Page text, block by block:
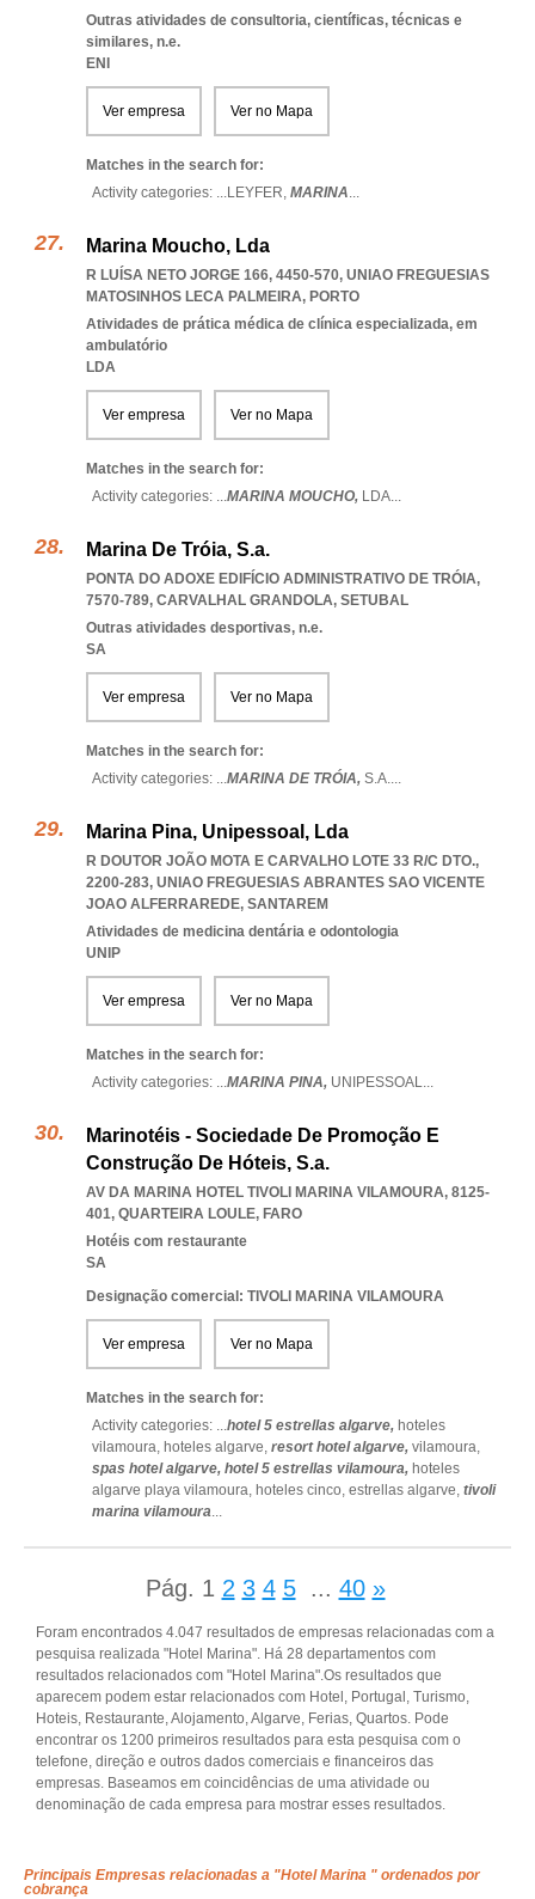
Outras atividades de consultoria, científicas, técnicas e
similares, n.e.
ENI
Ver empresa Ver no Mapa
Matches in the search for:
Activity categories: ...LEYFER, MARINA...
Marina Moucho, Lda
R LUÍSA NETO JORGE 166, 4450-570, UNIAO FREGUESIAS
MATOSINHOS LECA PALMEIRA, PORTO
Atividades de prática médica de clínica especializada, em
ambulatório
LDA
Ver empresa Ver no Mapa
Matches in the search for:
Activity categories: ...MARINA MOUCHO, LDA...
Marina De Tróia, S.a.
PONTA DO ADOXE EDIFÍCIO ADMINISTRATIVO DE TRÓIA,
7570-789, CARVALHAL GRANDOLA, SETUBAL
Outras atividades desportivas, n.e.
SA
Ver empresa Ver no Mapa
Matches in the search for:
Activity categories: ...MARINA DE TRÓIA, S.A....
Marina Pina, Unipessoal, Lda
R DOUTOR JOÃO MOTA E CARVALHO LOTE 33 R/C DTO.,
2200-283, UNIAO FREGUESIAS ABRANTES SAO VICENTE
JOAO ALFERRAREDE, SANTAREM
Atividades de medicina dentária e odontologia
UNIP
Ver empresa Ver no Mapa
Matches in the search for:
Activity categories: ...MARINA PINA, UNIPESSOAL...
Marinotéis - Sociedade De Promoção E
Construção De Hóteis, S.a.
AV DA MARINA HOTEL TIVOLI MARINA VILAMOURA, 8125-
401, QUARTEIRA LOULE, FARO
Hotéis com restaurante
SA
Designação comercial: TIVOLI MARINA VILAMOURA
Ver empresa Ver no Mapa
Matches in the search for:
Activity categories: ...hotel 5 estrellas algarve, hoteles
vilamoura, hoteles algarve, resort hotel algarve, vilamoura,
spas hotel algarve, hotel 5 estrellas vilamoura, hoteles
algarve playa vilamoura, hoteles cinco, estrellas algarve, tivoli
marina vilamoura...
Pág. 1 2 3 4 5 ... 40 »
Foram encontrados 4.047 resultados de empresas relacionadas com a
pesquisa realizada "Hotel Marina". Há 28 departamentos com
resultados relacionados com "Hotel Marina".Os resultados que
aparecem podem estar relacionados com Hotel, Portugal, Turismo,
Hoteis, Restaurante, Alojamento, Algarve, Ferias, Quartos. Pode
encontrar os 1200 primeiros resultados para esta pesquisa com o
telefone, direção e outros dados comerciais e financeiros das
empresas. Baseamos em coincidências de uma atividade ou
denominação de cada empresa para mostrar esses resultados.
Principais Empresas relacionadas a "Hotel Marina " ordenados por
cobrança